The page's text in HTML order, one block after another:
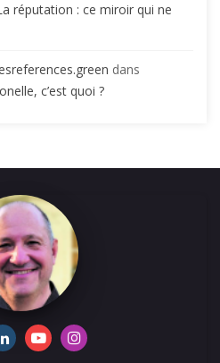
réputation : ce miroir qui ne
dans
c’est quoi ?